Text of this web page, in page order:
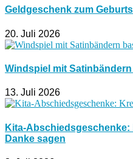
Geldgeschenk zum
20. Juli 2026
Windspiel mit
13. Juli 2026
Kita-Abschiedsgeschenke:
Danke sagen